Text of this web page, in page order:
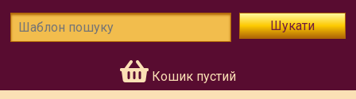
Шукати
Кошик пустий